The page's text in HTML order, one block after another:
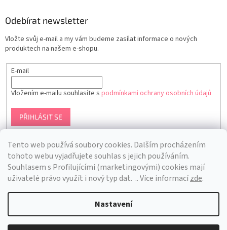
Tento web používá soubory cookies. Dalším procházením
tohoto webu vyjadřujete souhlas s jejich používáním.
Souhlasem s Profilujícími (marketingovými) cookies mají
uživatelé právo využít i nový typ dat. .. Více informacízde.
Nastavení
Odebírat newsletter
Vložte svůj e-mail a my vám budeme zasílat informace o nových
produktech na našem e-shopu.
E-mail
Vložením e-mailu souhlasíte s podmínkami ochrany osobních údajů
PŘIHLÁSIT SE
Vytvořil Shoptet